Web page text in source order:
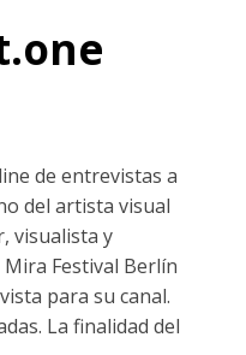
de entrevistas a
del artista visual
visualista y
Festival Berlín
para su canal.
La finalidad del